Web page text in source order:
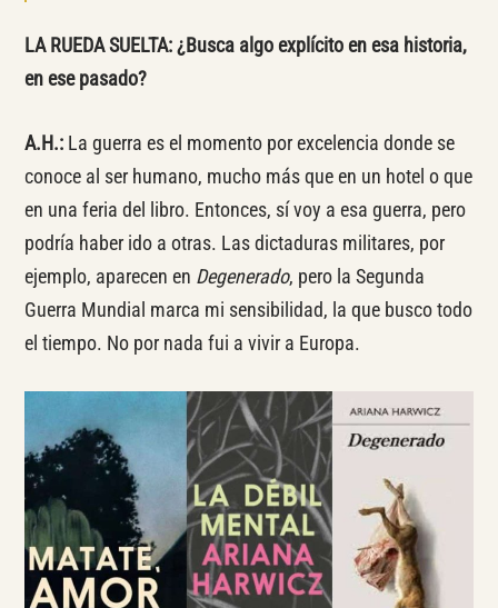
LA RUEDA SUELTA:¿Busca algo explícito en esa historia,
en ese pasado?
A.H.: La guerra es el momento por excelencia donde se
conoce al ser humano, mucho más que en un hotel o que
en una feria del libro. Entonces, sí voy a esa guerra, pero
podría haber ido a otras. Las dictaduras militares, por
ejemplo, aparecen en Degenerado, pero la Segunda
Guerra Mundial marca mi sensibilidad, la que busco todo
el tiempo. No por nada fui a vivir a Europa.